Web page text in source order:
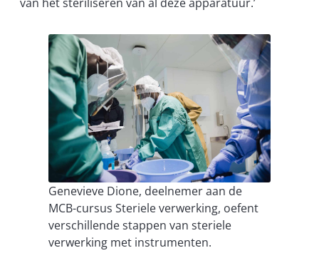
Genevieve Dione, deelnemer aan de
MCB-cursus Steriele verwerking, oefent
verschillende stappen van steriele
verwerking met instrumenten.